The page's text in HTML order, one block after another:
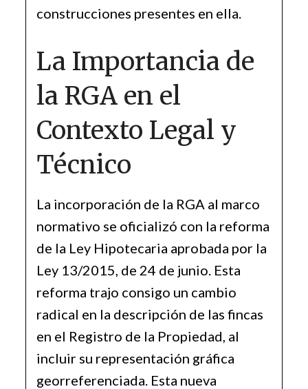
construcciones presentes en ella.
La Importancia de
la RGA en el
Contexto Legal y
Técnico
La incorporación de la RGA al marco
normativo se oficializó con la reforma
de la Ley Hipotecaria aprobada por la
Ley 13/2015, de 24 de junio. Esta
reforma trajo consigo un cambio
radical en la descripción de las fincas
en el Registro de la Propiedad, al
incluir su representación gráfica
georreferenciada. Esta nueva